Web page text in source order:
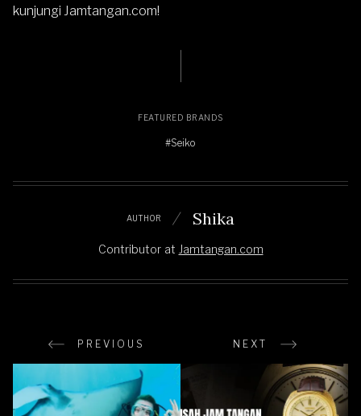
kunjungi Jamtangan.com!
FEATURED BRANDS
#Seiko
AUTHOR Shika
Contributor at Jamtangan.com
PREVIOUS NEXT